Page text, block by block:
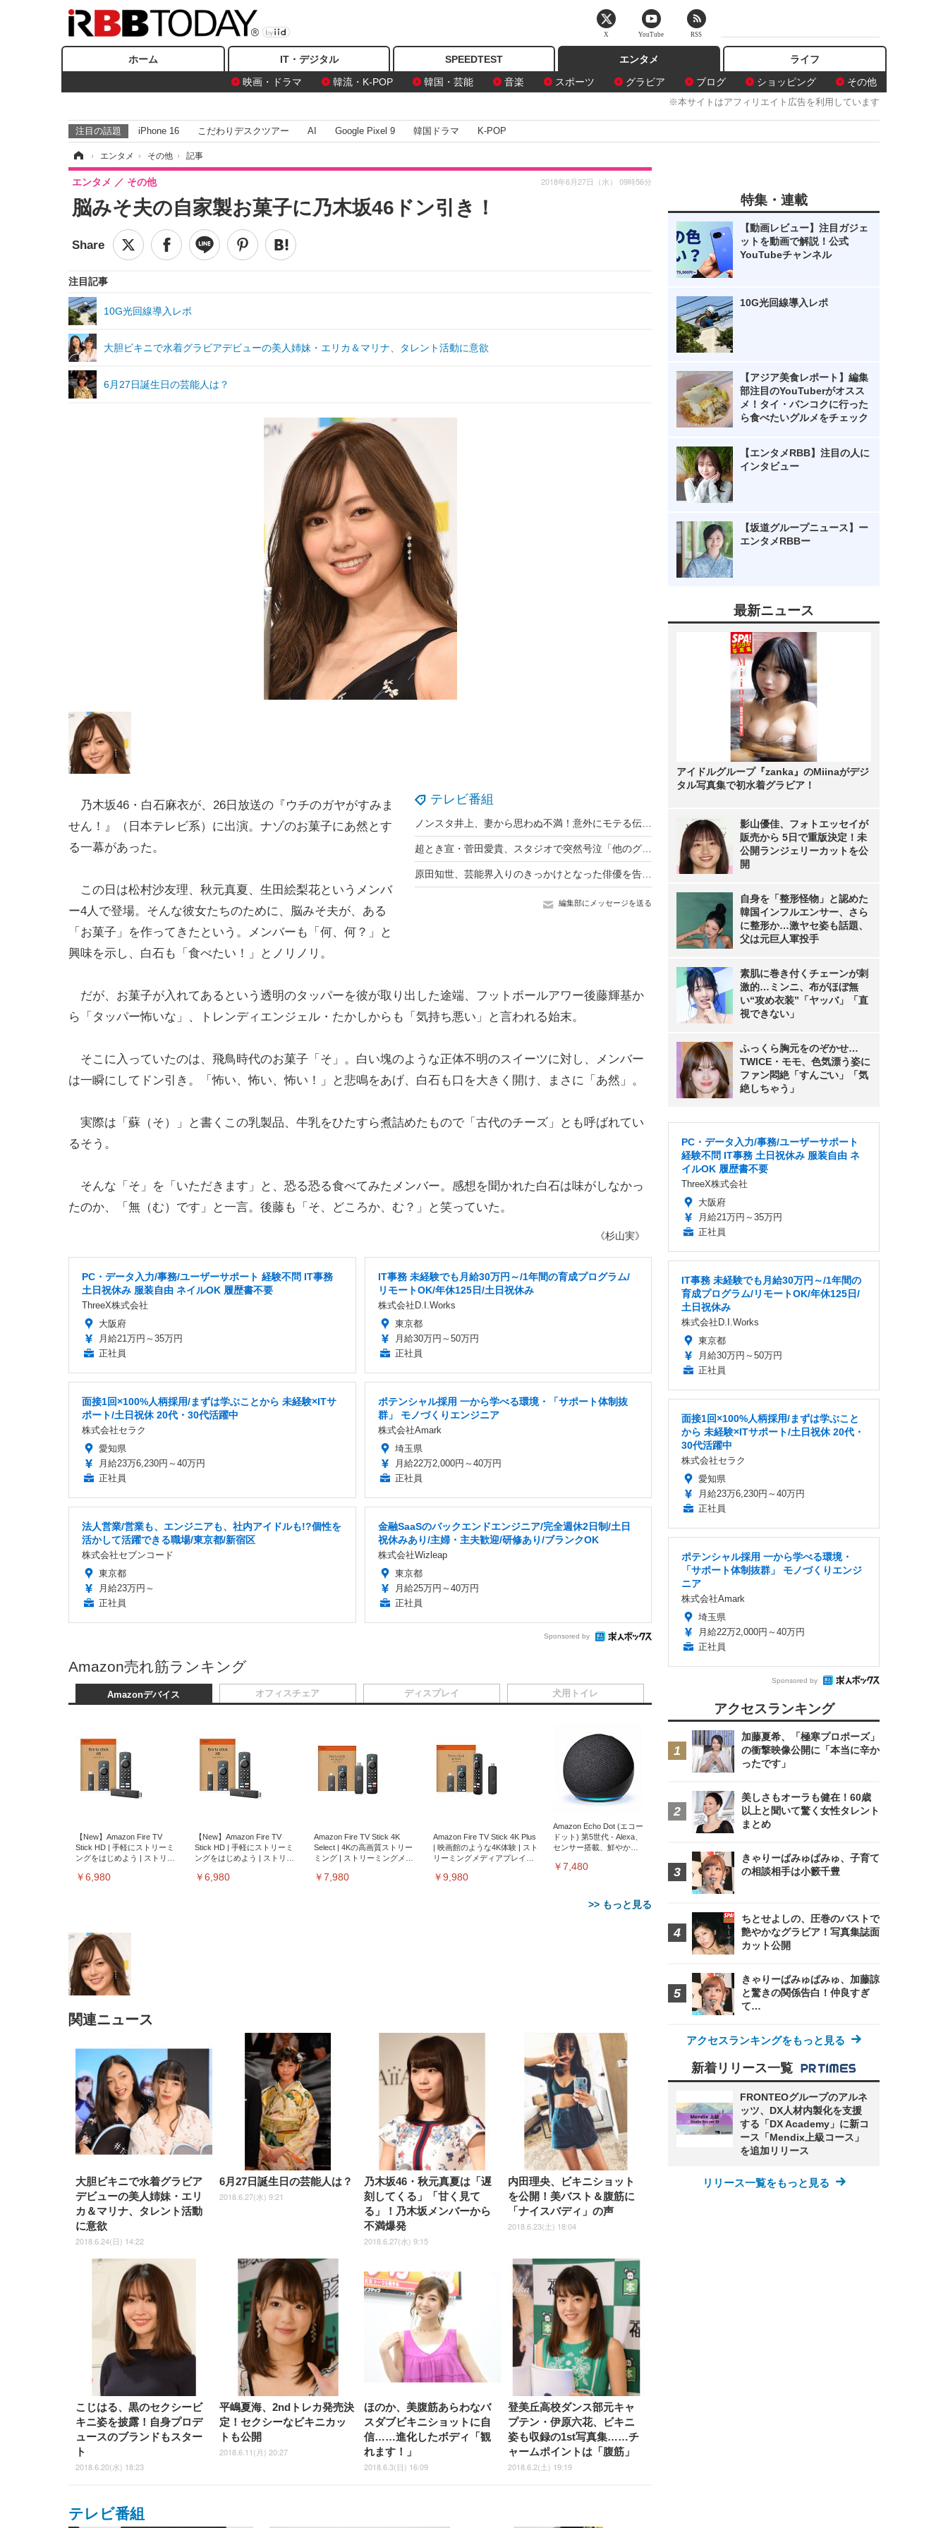
ホーム IT・デジタル SPEEDTEST
エンタメ
映画・ドラマ
韓流・K-POP 韓国・芸能 音楽 スポーツ グラビア ブログ ショッピング その他
ライフ
※本サイトはアフィリエイト広告を利用しています
注目の話題 iPhone 16 こだわりデスクツアー AI Google Pixel 9 韓国ドラマ K-POP
› エンタメ › その他 › 記事
脳みそ夫の自家製お菓子に乃木坂46ドン引き！
エンタメ その他 2018年6月27日（水） 09時56分
注目記事
10G光回線導入レポ
大胆ビキニで水着グラビアデビューの美人姉妹・エリカ＆マリナ、タレント活動に意欲
6月27日誕生日の芸能人は？
テレビ番組
編集部にメッセージを送る
乃木坂46・白石麻衣が、26日放送の『ウチのガヤがすみま
せん！』（日本テレビ系）に出演。ナゾのお菓子にあ然とす
る一幕があった。
この日は松村沙友理、秋元真夏、生田絵梨花というメンバ
ー4人で登場。そんな彼女たちのために、脳みそ夫が、ある
「お菓子」を作ってきたという。メンバーも「何、何？」と
興味を示し、白石も「食べたい！」とノリノリ。
だが、お菓子が入れてあるという透明のタッパーを彼が取り出した途端、フットボールアワー後藤輝基か
ら「タッパー怖いな」、トレンディエンジェル・たかしからも「気持ち悪い」と言われる始末。
そこに入っていたのは、飛鳥時代のお菓子「そ」。白い塊のような正体不明のスイーツに対し、メンバー
は一瞬にしてドン引き。「怖い、怖い、怖い！」と悲鳴をあげ、白石も口を大きく開け、まさに「あ然」。
実際は「蘇（そ）」と書くこの乳製品、牛乳をひたすら煮詰めたもので「古代のチーズ」とも呼ばれてい
るそう。
そんな「そ」を「いただきます」と、恐る恐る食べてみたメンバー。感想を聞かれた白石は味がしなかっ
たのか、「無（む）です」と一言。後藤も「そ、どころか、む？」と笑っていた。
《杉山実》
PC・データ入力/事務/ユーザーサポート 経験不問 IT事務
土日祝休み 服装自由 ネイルOK 履歴書不要
ThreeX株式会社
大阪府
月給21万円～35万円
正社員
IT事務 未経験でも月給30万円～/1年間の育成プログラム/
リモートOK/年休125日/土日祝休み
株式会社D.I.Works
東京都
月給30万円～50万円
正社員
面接1回×100%人柄採用/まずは学ぶことから 未経験×ITサ
ポート/土日祝休 20代・30代活躍中
株式会社セラク
愛知県
月給23万6,230円～40万円
正社員
ポテンシャル採用 一から学べる環境・「サポート体制抜
群」 モノづくりエンジニア
株式会社Amark
埼玉県
月給22万2,000円～40万円
正社員
法人営業/営業も、エンジニアも、社内アイドルも!?個性を
活かして活躍できる職場/東京都/新宿区
株式会社セブンコード
東京都
月給23万円～
正社員
金融SaaSのバックエンドエンジニア/完全週休2日制/土日
祝休みあり/主婦・主夫歓迎/研修あり/ブランクOK
株式会社Wizleap
東京都
月給25万円～40万円
正社員
Sponsored by
Amazon売れ筋ランキング
Amazonデバイス
【New】Amazon Fire TV
Stick HD | 手軽にストリーミ
ングをはじめよう | ストリー
￥6,980
【New】Amazon Fire TV
Stick HD | 手軽にストリーミ
ングをはじめよう | ストリー
￥6,980
Amazon Fire TV Stick 4K
Select | 4Kの高画質ストリー
ミング | ストリーミングメデ
￥7,980
Amazon Fire TV Stick 4K Plus
| 映画館のような4K体験 | スト
リーミングメディアプレイヤ
￥9,980
Amazon Echo Dot (エコー
ドット) 第5世代 - Alexa、
センサー搭載、鮮やかな
￥7,480
>> もっと見る
オフィスチェア
子 テレワーク 疲れない 跳ね
上げ式アームレスト コンパク
ト 約105度ロッキング pc 事務
椅子 360度回転 座面昇降 強化
ナイロン樹脂ベース 通気性メ
ッシュ 在宅ワーク H-
WY01(黒網+黒枠+黒足)
￥5,699
SIHOO B100 オフィスチェア
／デスクチェア メッシュチェ
ア 人間工学 疲れない ブラッ
Sezlife オフィスチェア デスク
チェア 疲れない テレワーク
チェア 強化バックレスト 30
度ロッキング機能 人間工学 椅
子 腰サポート 90度跳ね上げ
式アームレスト 3Dヘッドレス
ト ハンガー付き 高反発クッシ
ョン PCチェア 通気性メッシ
ュ ゲーミング/勉強/事務用 お
しゃれ パソコンチェア (ブラ
ック)
￥7,680
Sezlife オフィスチェア デスク
チェア 疲れない テレワーク
チェア 強化バックレスト 30度
ロッキング機能 人間工学 椅子
腰サポート 90度跳ね上げ式ア
ームレスト 3Dヘッドレスト
ハンガー付き 高反発クッショ
ン PCチェア 通気性メッシュ
ゲーミング/勉強/事務用 おし
ゃれ パソコンチェア (ホワイ
ト)
￥7,680
ANDWINT オフィスチェ
ア デスクチェア 肘なし メ
ッシュ 通気性 ランバーサ
ポート付き 腰サポート ガ
ス圧無段階昇降 360度回
転 キャスター付き コンパ
クト 幅52×奥行58.5×高さ
84～96cm テレワーク 在
宅勤務 ブラック
￥4,139
ディスプレイ
ムモニター | FlexScan
EV3240X-WT | 31.5型4K
UHD・USB Type-C・ホワイ
ト
￥105,595
EIZO ビジネス向けプレミア
ムモニター | FlexScan
EV2740X-WT | 27.0型4K
UHD・USB Type-C・ホワイ
￥109,572
【純正品】27"ゲーミングモ
ニター DualSense 充電フッ
ク付き（CFI-ZDM1J）
￥49,979
【整備済み品】Dell
E2724HS 27インチ 液晶モ
ニター フル
HD（1920×1080）VA 非光
沢 HDMI/DisplayPort/VGA
スピーカー内蔵 高さ調整 ス
イベル VESA対応
ComfortView ビジネス向け
￥15,800
【MiniLED/24.5inch/280Hz/FHD】
GRAPHT THE SHOOTER
Gaming Monitor 24” Essential ゲ
ーミングモニター QD 24.5インチ
1ms FHD 量子ドット 残像低減 (3
年保証 | 輝点保証 | 日本メーカー)
￥34,980
犬用トイレ
ーツ 薄型 レギュラー 1回使い
捨て 無香料 ホワイト 300枚
￥3,373
Amazonベーシック ペットシ
ーツ 厚型 ワイド 42枚x2袋(84
枚) ホワイト(吸収面:ライトブ
ルー)
ネオ・ルーライフ ネオ・オム
ツ L 中型犬用 26枚入り 単品
￥1,800
Smart Basic(スマートベーシ
ック) 【Amazon.co.jp限定】
Smart Basic アイリスオーヤマ
ペットシーツ 超厚型 お徳用
ワイド 100枚入 (x 1) (ケース
販売)
￥3,670
アイリスオーヤマ ペット
シーツ 超厚型 お徳用 レギ
ュラー 200枚入
【Amazon.co.jp限定】
￥3,731
関連ニュース
大胆ビキニで水着グラビア
デビューの美人姉妹・エリ
カ＆マリナ、タレント活動
に意欲
2018.6.24(日) 14:22
6月27日誕生日の芸能人は？
2018.6.27(水) 9:21
乃木坂46・秋元真夏は「遅
刻してくる」「甘く見て
る」！乃木坂メンバーから
不満爆発
2018.6.27(水) 9:15
内田理央、ビキニショット
を公開！美バスト＆腹筋に
「ナイスバディ」の声
2018.6.23(土) 18:04
こじはる、黒のセクシービ
キニ姿を披露！自身プロデ
ュースのブランドもスター
ト
2018.6.20(水) 18:23
平嶋夏海、2ndトレカ発売決
定！セクシーなビキニカッ
トも公開
2018.6.11(月) 20:27
ほのか、美腹筋あらわなバ
スダブビキニショットに自
信……進化したボディ「観
れます！」
2018.6.3(日) 16:09
登美丘高校ダンス部元キャ
プテン・伊原六花、ビキニ
姿も収録の1st写真集……チ
ャームポイントは「腹筋」
2018.6.2(土) 19:19
テレビ番組
特集・連載
【動画レビュー】注目ガジェ
ットを動画で解説！公式
YouTubeチャンネル
10G光回線導入レポ
【アジア美食レポート】編集
部注目のYouTuberがオスス
メ！タイ・バンコクに行った
ら食べたいグルメをチェック
【エンタメRBB】注目の人に
インタビュー
【坂道グループニュース】ー
エンタメRBBー
最新ニュース
アイドルグループ『zanka』のMiinaがデジ
タル写真集で初水着グラビア！
影山優佳、フォトエッセイが
販売から 5日で重版決定！未
公開ランジェリーカットを公
開
自身を「整形怪物」と認めた
韓国インフルエンサー、さら
に整形か…激ヤセ姿も話題、
父は元巨人軍投手
素肌に巻き付くチェーンが刺
激的…ミンニ、布がほぼ無
い“攻め衣装”「ヤッバ」「直
視できない」
ふっくら胸元をのぞかせ…
TWICE・モモ、色気漂う姿に
ファン悶絶「すんごい」「気
絶しちゃう」
PC・データ入力/事務/ユーザーサポート
経験不問 IT事務 土日祝休み 服装自由 ネ
イルOK 履歴書不要
ThreeX株式会社
大阪府
月給21万円～35万円
正社員
IT事務 未経験でも月給30万円～/1年間の
育成プログラム/リモートOK/年休125日/
土日祝休み
株式会社D.I.Works
東京都
月給30万円～50万円
正社員
面接1回×100%人柄採用/まずは学ぶこと
から 未経験×ITサポート/土日祝休 20代・
30代活躍中
株式会社セラク
愛知県
月給23万6,230円～40万円
正社員
ポテンシャル採用 一から学べる環境・
「サポート体制抜群」 モノづくりエンジ
ニア
株式会社Amark
埼玉県
月給22万2,000円～40万円
正社員
Sponsored by
アクセスランキング
加藤夏希、「極寒プロポーズ」
の衝撃映像公開に「本当に辛か
ったです」
美しさもオーラも健在！60歳
以上と聞いて驚く女性タレント
まとめ
きゃりーぱみゅぱみゅ、子育て
の相談相手は小籔千豊
ちとせよしの、圧巻のバストで
艶やかなグラビア！写真集誌面
カット公開
きゃりーぱみゅぱみゅ、加藤諒
と驚きの関係告白！仲良すぎ
て…
アクセスランキングをもっと見る
新着リリース一覧
FRONTEOグループのアルネ
ッツ、DX人材内製化を支援
する「DX Academy」に新コ
ース「Mendix上級コース」
を追加リリース
リリース一覧をもっと見る
X YouTube RSS